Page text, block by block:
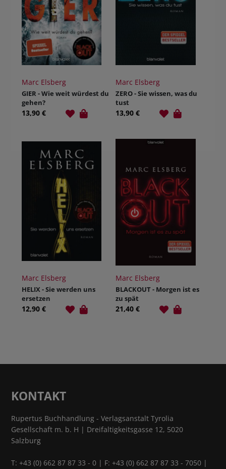
Marc Elsberg
GIER - Wie weit würdest du
gehen?
13,90 €
Marc Elsberg
ZERO - Sie wissen, was du
tust
13,90 €
Marc Elsberg
HELIX - Sie werden uns
ersetzen
12,90 €
Marc Elsberg
BLACKOUT - Morgen ist es
zu spät
21,40 €
KONTAKT
Rupertus Buchhandlung - Verlagsanstalt Tyrolia
Gesellschaft m. b. H | Dreifaltigkeitsgasse 12, 5020
Salzburg
T:+43 (0) 662 87 87 33 - 0 | F: +43 (0) 662 87 87 33 - 7050 |